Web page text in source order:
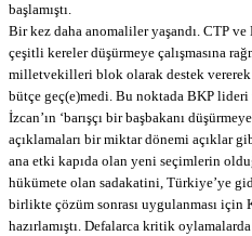
başlamıştı.
Bir kez daha anomaliler yaşandı. CTP
çeşitli kereler düşürmeye çalışmasına
milletvekilleri blok olarak destek vererek
bütçe geç(e)medi. Bu noktada BKP
İzcan’ın ‘barışçı bir başbakanı
açıklamaları bir miktar dönemi açıklar
ana etki kapıda olan yeni seçimlerin
hükümete olan sadakatini, Türkiye’ye
birlikte çözüm sonrası uygulanması için
hazırlamıştı. Defalarca kritik